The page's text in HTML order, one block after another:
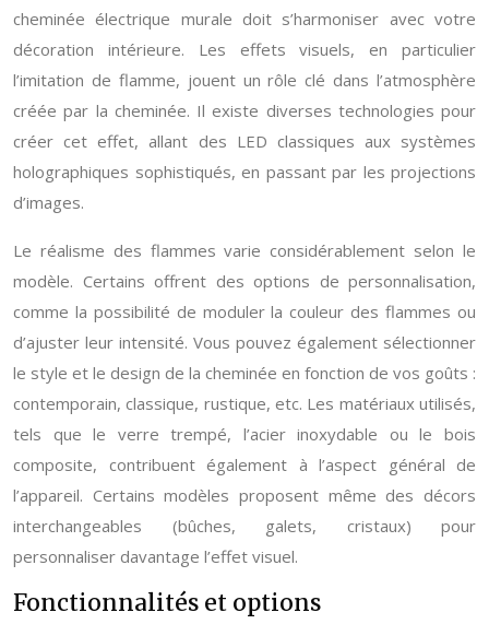
cheminée électrique murale doit s’harmoniser avec votre
décoration intérieure. Les effets visuels, en particulier
l’imitation de flamme, jouent un rôle clé dans l’atmosphère
créée par la cheminée. Il existe diverses technologies pour
créer cet effet, allant des LED classiques aux systèmes
holographiques sophistiqués, en passant par les projections
d’images.
Le réalisme des flammes varie considérablement selon le
modèle. Certains offrent des options de personnalisation,
comme la possibilité de moduler la couleur des flammes ou
d’ajuster leur intensité. Vous pouvez également sélectionner
le style et le design de la cheminée en fonction de vos goûts :
contemporain, classique, rustique, etc. Les matériaux utilisés,
tels que le verre trempé, l’acier inoxydable ou le bois
composite, contribuent également à l’aspect général de
l’appareil. Certains modèles proposent même des décors
interchangeables (bûches, galets, cristaux) pour
personnaliser davantage l’effet visuel.
Fonctionnalités et options